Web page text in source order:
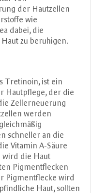
der Hautzellen
wie
dabei, die
zu beruhigen.
Tretinoin, ist ein
Hautpflege, der die
Zellerneuerung
werden
schneller an die
Vitamin A-Säure
wird die Haut
Pigmentflecken
Pigmentflecke wird
Haut, sollten